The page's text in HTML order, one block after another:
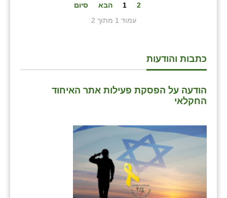
1 2 הבא
סיום
עמוד 1 מתוך 2
כתבות והודעות
הודעה על הפסקת פעילות אתר האיחוד
החקלאי